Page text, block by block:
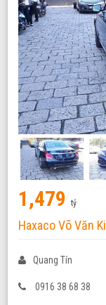
1,479tỷ
Haxaco Võ Văn
Quang Tín
0916 38 68 38